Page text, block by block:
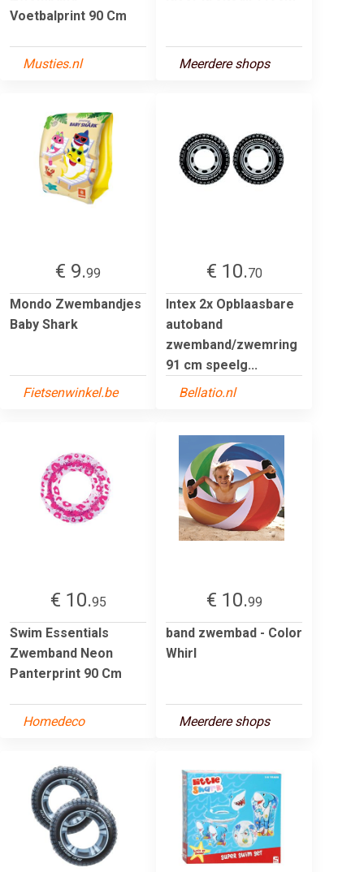
Voetbalprint 90 Cm
Musties.nl Meerdere shops
€ 9.99
Mondo Zwembandjes
Baby Shark
Fietsenwinkel.be
€ 10.70
Intex 2x Opblaasbare
autoband
zwemband/zwemring
91 cm speelg...
Bellatio.nl
€ 10.95
Swim Essentials
Zwemband Neon
Panterprint 90 Cm
Homedeco
€ 10.99
band zwembad - Color
Whirl
Meerdere shops